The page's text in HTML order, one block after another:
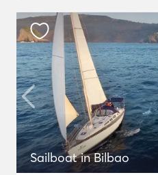
Sailboat in Bilbao